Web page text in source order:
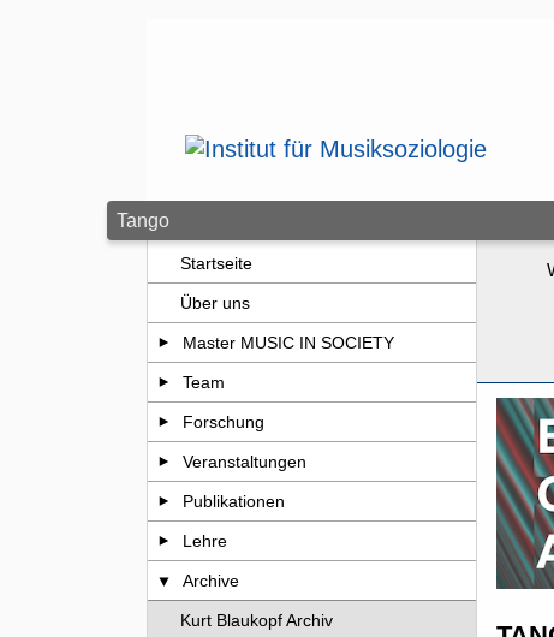
Tango
Startseite
Über uns
Master MUSIC IN SOCIETY
Team
Forschung
Veranstaltungen
Publikationen
Lehre
Archive
Kurt Blaukopf Archiv